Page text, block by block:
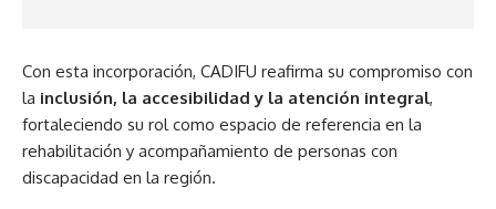
Con esta incorporación, CADIFU reafirma su compromiso con
la inclusión, la accesibilidad y la atención integral,
fortaleciendo su rol como espacio de referencia en la
rehabilitación y acompañamiento de personas con
discapacidad en la región.